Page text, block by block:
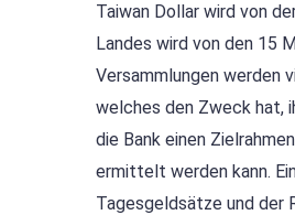
Taiwan Dollar wird von
Landes wird von den 15
Versammlungen werden
welches den Zweck hat,
die Bank einen
ermittelt werden kann.
Tagesgeldsätze und der